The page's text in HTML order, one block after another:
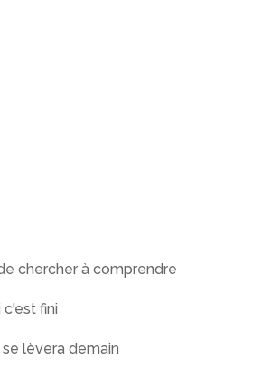
chercher à comprendre
c'est fini
lèvera demain